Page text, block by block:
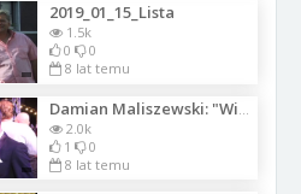
2019_01_15_Lista
1.5k
0
0
8 lat temu
2.0k
1
0
8 lat temu